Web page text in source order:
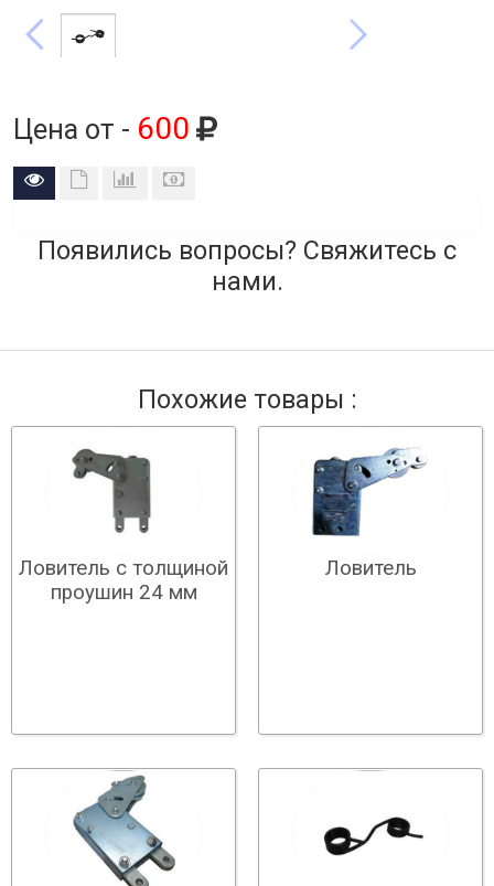
Цена от - 600
Появились вопросы? Свяжитесь с
нами.
Похожие товары :
Ловитель с толщиной
проушин 24 мм
Ловитель